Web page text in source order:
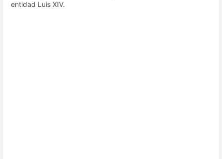
entidad Luis XIV.